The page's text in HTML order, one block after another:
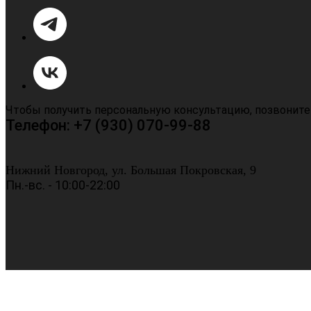
Чтобы получить персональную консультацию,
Телефон: +7 (930) 070-99-88
Нижний Новгород, ул. Большая Покровская, 9
Пн.-вс. - 10:00-22:00